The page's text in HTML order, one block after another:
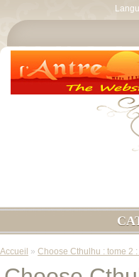
Accueil » Choose Cthulhu : tome 2